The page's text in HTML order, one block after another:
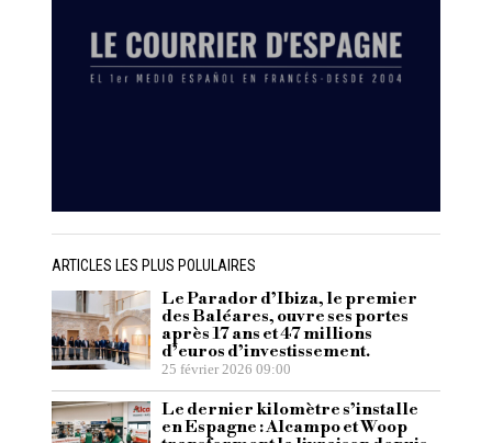
ARTICLES LES PLUS POLULAIRES
Le Parador d’Ibiza, le premier
des Baléares, ouvre ses portes
après 17 ans et 47 millions
d’euros d’investissement.
25 février 2026 09:00
Le dernier kilomètre s’installe
en Espagne : Alcampo et Woop